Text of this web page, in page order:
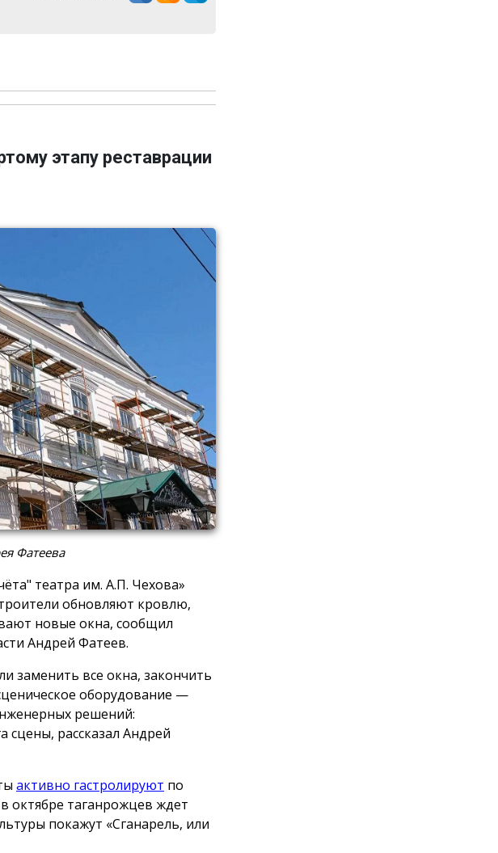
этапу реставрации
Фатеева
театра им. А.П. Чехова»
обновляют кровлю,
новые окна, сообщил
Андрей Фатеев.
заменить все окна, закончить
оборудование —
решений:
сцены, рассказал Андрей
активно гастролируют по
октябре таганрожцев ждет
покажут «Сганарель, или